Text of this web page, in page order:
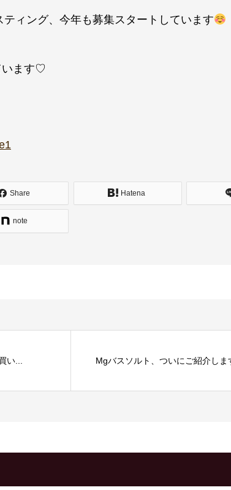
ィング、今年も募集スタートしています
います♡
Share Hatena
note
い... Mgバスソルト、ついにご紹介しま